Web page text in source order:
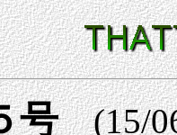
号(15/